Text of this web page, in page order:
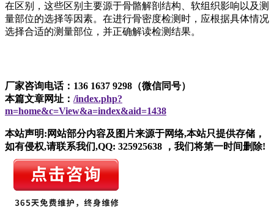
在区别，这些区别主要源于骨骼解剖结构、软组织影响以及测
量部位的选择等因素。在进行骨密度检测时，应根据具体情况
选择合适的测量部位，并正确解读检测结果。
厂家咨询电话：136 1637 9298（微信同号）
本篇文章网址： /index.php?
m=home&c=View&a=index&aid=1438
本站声明:网站部分内容及图片来源于网络,本站只提供存储，
如有侵权,请联系我们,QQ: 325925638 ，我们将第一时间删除!